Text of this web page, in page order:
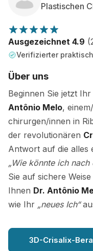
Plastischen
Ausgezeichnet 4.9
Verifizierter
Über uns
Beginnen Sie jetzt
Antônio Melo,
chirurgen/innen in
der revolutionären
Antwort auf die alles
„Wie könnte ich
Sie auf sichere
Ihnen Dr. Antônio
wie Ihr „neues Ich“
3D-Crisalix-